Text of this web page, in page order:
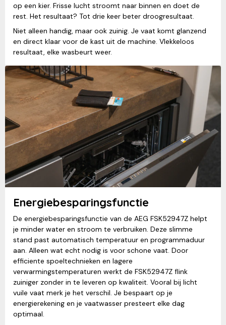
op een kier. Frisse lucht stroomt naar binnen en doet de
rest. Het resultaat? Tot drie keer beter droogresultaat.
Niet alleen handig, maar ook zuinig. Je vaat komt glanzend
en direct klaar voor de kast uit de machine. Vlekkeloos
resultaat, elke wasbeurt weer.
Energiebesparingsfunctie
De energiebesparingsfunctie van de AEG FSK52947Z helpt
je minder water en stroom te verbruiken. Deze slimme
stand past automatisch temperatuur en programmaduur
aan. Alleen wat echt nodig is voor schone vaat. Door
efficiente spoeltechnieken en lagere
verwarmingstemperaturen werkt de FSK52947Z flink
zuiniger zonder in te leveren op kwaliteit. Vooral bij licht
vuile vaat merk je het verschil. Je bespaart op je
energierekening en je vaatwasser presteert elke dag
optimaal.